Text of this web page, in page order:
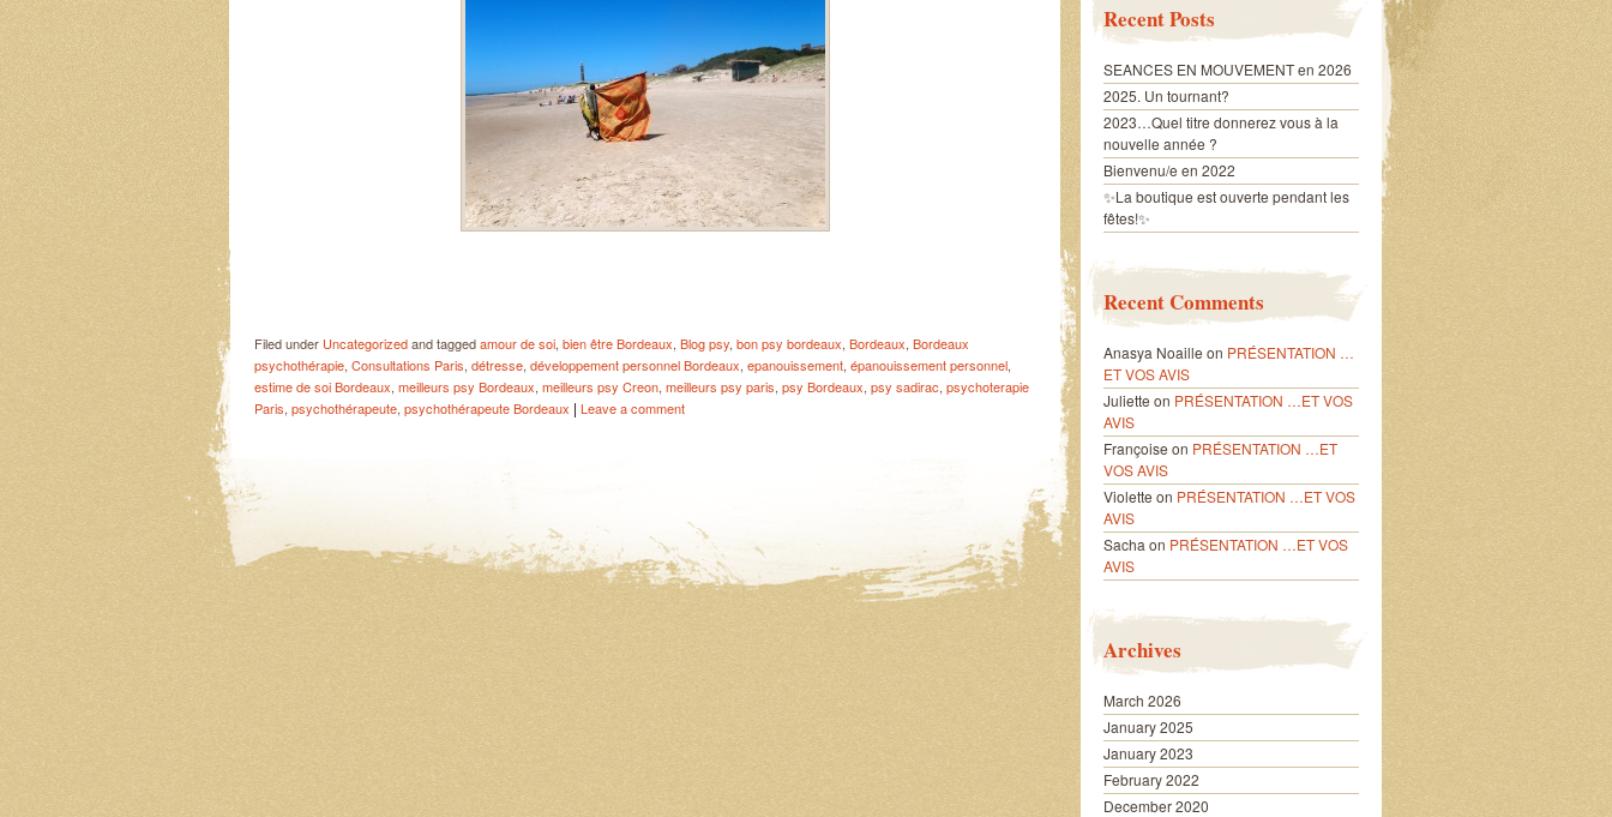
Filed under Uncategorizedand taggedamour de soi, bien être Bordeaux, Blog psy, bon psy bordeaux, Bordeaux, Bordeaux
psychothérapie, Consultations Paris, détresse, développement personnel Bordeaux, epanouissement, épanouissement personnel,
estime de soi Bordeaux, meilleurs psy Bordeaux, meilleurs psy Creon, meilleurs psy paris, psy Bordeaux, psy sadirac, psychoterapie
Paris, psychothérapeute, psychothérapeute Bordeaux | Leave a comment
Recent Posts
SEANCES EN MOUVEMENT en 2026
2025. Un tournant?
2023…Quel titre donnerez vous à la
nouvelle année ?
Bienvenu/e en 2022
✨La boutique est ouverte pendant les
fêtes!✨
Recent Comments
Anasya Noaille on PRÉSENTATION …
ET VOS AVIS
Juliette on PRÉSENTATION …ET VOS
AVIS
Françoise on PRÉSENTATION …ET
VOS AVIS
Violette on PRÉSENTATION …ET VOS
AVIS
Sacha on PRÉSENTATION …ET VOS
AVIS
Archives
March 2026
January 2025
January 2023
February 2022
December 2020